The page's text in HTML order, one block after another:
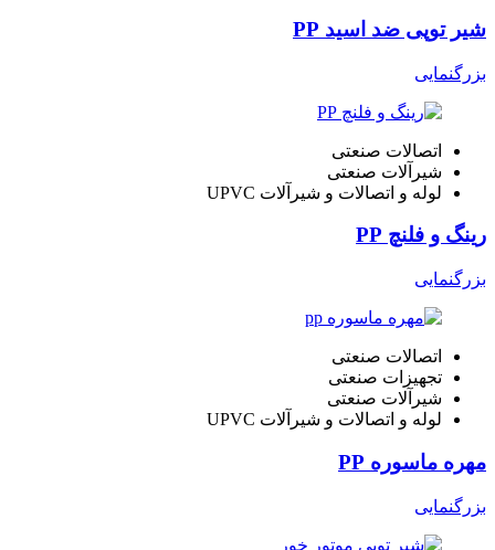
شیر توپی ضد اسید PP
بزرگنمایی
اتصالات صنعتی
شیرآلات صنعتی
لوله و اتصالات و شیرآلات UPVC
رینگ و فلنچ PP
بزرگنمایی
اتصالات صنعتی
تجهیزات صنعتی
شیرآلات صنعتی
لوله و اتصالات و شیرآلات UPVC
مهره ماسوره PP
بزرگنمایی